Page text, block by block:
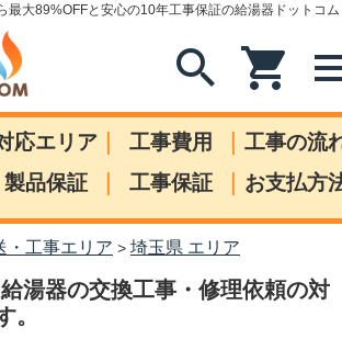
最大89%OFFと安心の10年工事保証の給湯器ドットコム
search shopping_cart
応エリア | 工事費用 | 工事の流
製品保証 | 工事保証 | お支払方
・工事エリア > 埼玉県 エリア
湯器の交換工事・修理依頼の対
。